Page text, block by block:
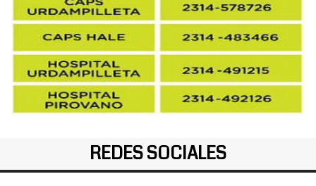
REDES SOCIALES